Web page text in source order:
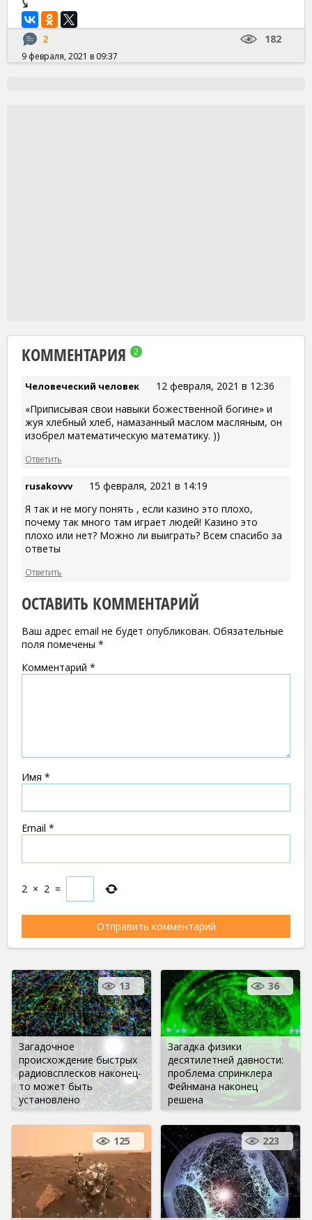
2 182
9 февраля, 2021 в 09:37
КОММЕНТАРИЯ 2
Человеческий человек
12 февраля, 2021 в 12:36
«Приписывая свои навыки божественной богине» и
жуя хлебный хлеб, намазанный маслом масляным, он
изобрел математическую математику. ))
Ответить
rusakovvv
15 февраля, 2021 в 14:19
Я так и не могу понять , если казино это плохо,
почему так много там играет людей! Казино это
плохо или нет? Можно ли выиграть? Всем спасибо за
ответы
Ответить
ОСТАВИТЬ КОММЕНТАРИЙ
Ваш адрес email не будет опубликован. Обязательные
поля помечены *
Комментарий *
Имя *
Email *
2 × 2 =
Загадочное
происхождение быстрых
радиовсплесков наконец-
то может быть
установлено
13
Загадка физики
десятилетней давности:
проблема спринклера
Фейнмана наконец
решена
36
125 223